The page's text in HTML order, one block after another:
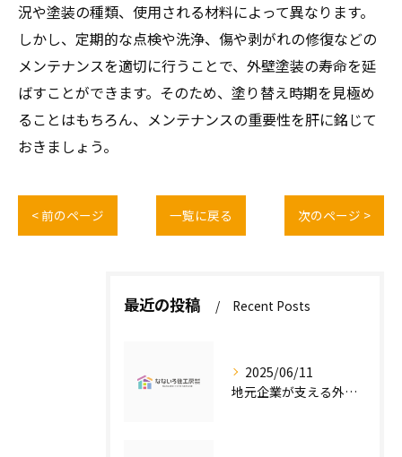
況や塗装の種類、使用される材料によって異なります。
しかし、定期的な点検や洗浄、傷や剥がれの修復などの
メンテナンスを適切に行うことで、外壁塗装の寿命を延
ばすことができます。そのため、塗り替え時期を見極め
ることはもちろん、メンテナンスの重要性を肝に銘じて
おきましょう。
< 前のページ 一覧に戻る 次のページ >
最近の投稿 Recent Posts
2025/06/11
地元企業が支える外壁塗装の魅力